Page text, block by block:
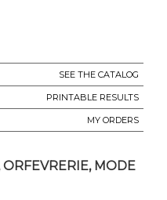
SEE THE CATALOG
PRINTABLE RESULTS
MY ORDERS
MODE